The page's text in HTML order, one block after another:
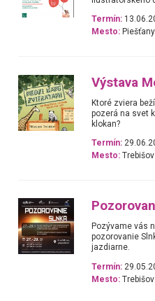
Termín:
Mesto: Piešťany
Výstava
Ktoré zviera
pozerá na svet
klokan?
Termín:
Mesto: Trebišov
Pozývame vás
pozorovanie
jazdiarne.
Termín:
Mesto: Trebišov